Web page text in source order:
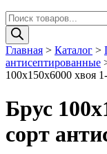
Поиск
товаров
Главная > Каталог >
антисептированные
100х150х6000 хвоя
Брус
сорт